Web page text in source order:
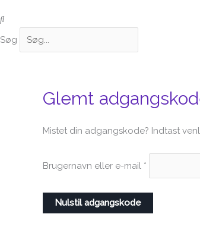
Søg
Glemt
Mistet din adgangskode? Indtast
Brugernavn eller e-mail *
Påkrævet
Nulstil adgangskode